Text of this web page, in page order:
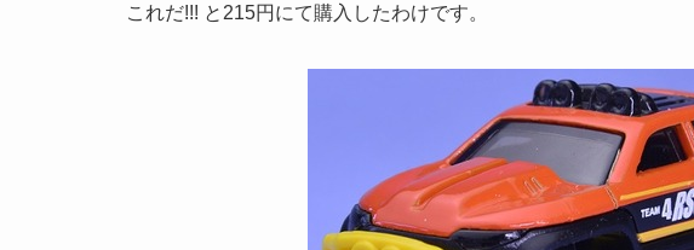
これだ!!! と215円にて購入したわけです。